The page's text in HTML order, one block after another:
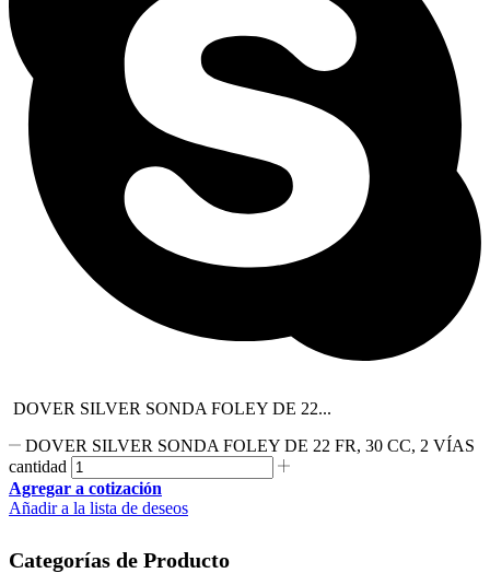
DOVER SILVER SONDA FOLEY DE 22...
DOVER SILVER SONDA FOLEY DE 22 FR, 30 CC, 2 VÍAS
cantidad
Agregar a cotización
Añadir a la lista de deseos
Categorías de Producto